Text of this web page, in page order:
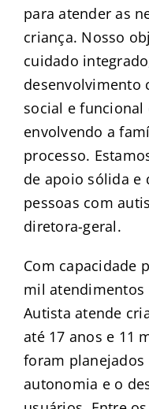
para atender as
criança. Nosso
cuidado
desenvolvimento
social e funcional
envolvendo a
processo.
de apoio sólida e
pessoas com
diretora-geral.
Com capacidade
mil atendimentos
Autista atende
até 17 anos e 11
foram
autonomia e o